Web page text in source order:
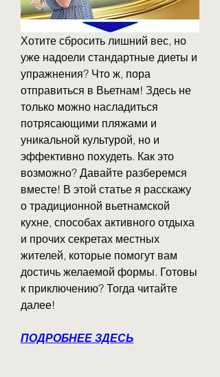
Хотите сбросить лишний вес, но
уже надоели стандартные диеты и
упражнения? Что ж, пора
отправиться в Вьетнам! Здесь не
только можно насладиться
потрясающими пляжами и
уникальной культурой, но и
эффективно похудеть. Как это
возможно? Давайте разберемся
вместе! В этой статье я расскажу
о традиционной вьетнамской
кухне, способах активного отдыха
и прочих секретах местных
жителей, которые помогут вам
достичь желаемой формы. Готовы
к приключению? Тогда читайте
далее!
ПОДРОБНЕЕ ЗДЕСЬ